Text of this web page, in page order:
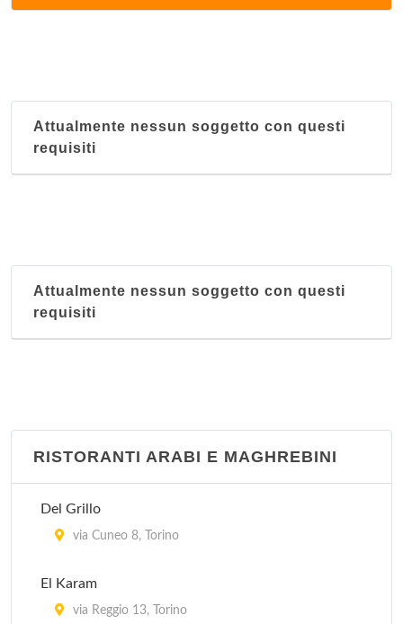
corso Moncalieri 216/c, Torino
Giardino fiorito
Hong-Kong
via Goito 4, Torino
Attualmente nessun soggetto con questi
requisiti
Attualmente nessun soggetto con questi
requisiti
RISTORANTI ARABI E MAGHREBINI
Del Grillo
via Cuneo 8, Torino
El Karam
via Reggio 13, Torino